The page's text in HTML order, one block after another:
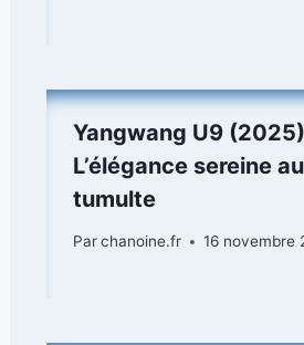
Yangwang U9
L’élégance sereine
tumulte
Parchanoine.fr 16 novembre